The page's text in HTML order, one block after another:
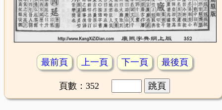
最前頁 上一頁 下一頁 最後頁
頁數：352